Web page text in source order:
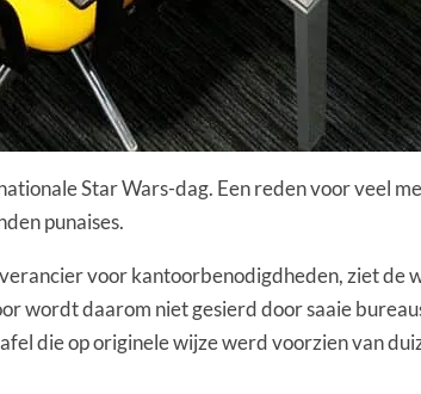
Star Wars-dag. Een reden voor veel
punaises.
voor kantoorbenodigdheden, ziet de
wordt daarom niet gesierd door saaie
die op originele wijze werd voorzien van